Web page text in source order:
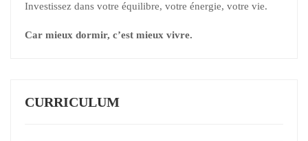
Investissez dans votre équilibre, votre énergie, votre vie.
Car mieux dormir, c’est mieux vivre.
CURRICULUM